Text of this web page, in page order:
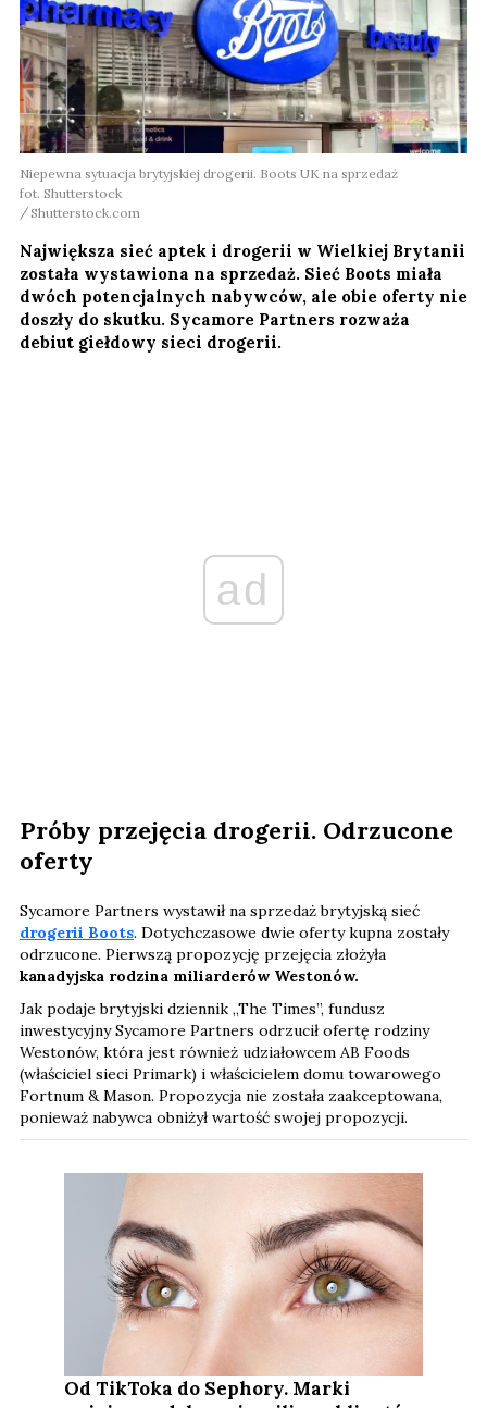
Niepewna sytuacja brytyjskiej drogerii. Boots UK na sprzedaż
fot. Shutterstock
Shutterstock.com
Największa sieć aptek i drogerii w Wielkiej Brytanii
została wystawiona na sprzedaż. Sieć Boots miała
dwóch potencjalnych nabywców, ale obie oferty nie
doszły do skutku. Sycamore Partners rozważa
debiut giełdowy sieci drogerii.
ad
Próby przejęcia drogerii. Odrzucone
oferty
Sycamore Partners wystawił na sprzedaż brytyjską sieć
drogerii Boots. Dotychczasowe dwie oferty kupna zostały
odrzucone. Pierwszą propozycję przejęcia złożyła
kanadyjska rodzina miliarderów Westonów.
Jak podaje brytyjski dziennik „The Times”, fundusz
inwestycyjny Sycamore Partners odrzucił ofertę rodziny
Westonów, która jest również udziałowcem AB Foods
(właściciel sieci Primark) i właścicielem domu towarowego
Fortnum & Mason. Propozycja nie została zaakceptowana,
ponieważ nabywca obniżył wartość swojej propozycji.
Od TikToka do Sephory. Marki